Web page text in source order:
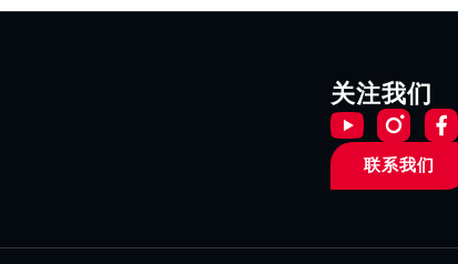
关注我们
联系我们